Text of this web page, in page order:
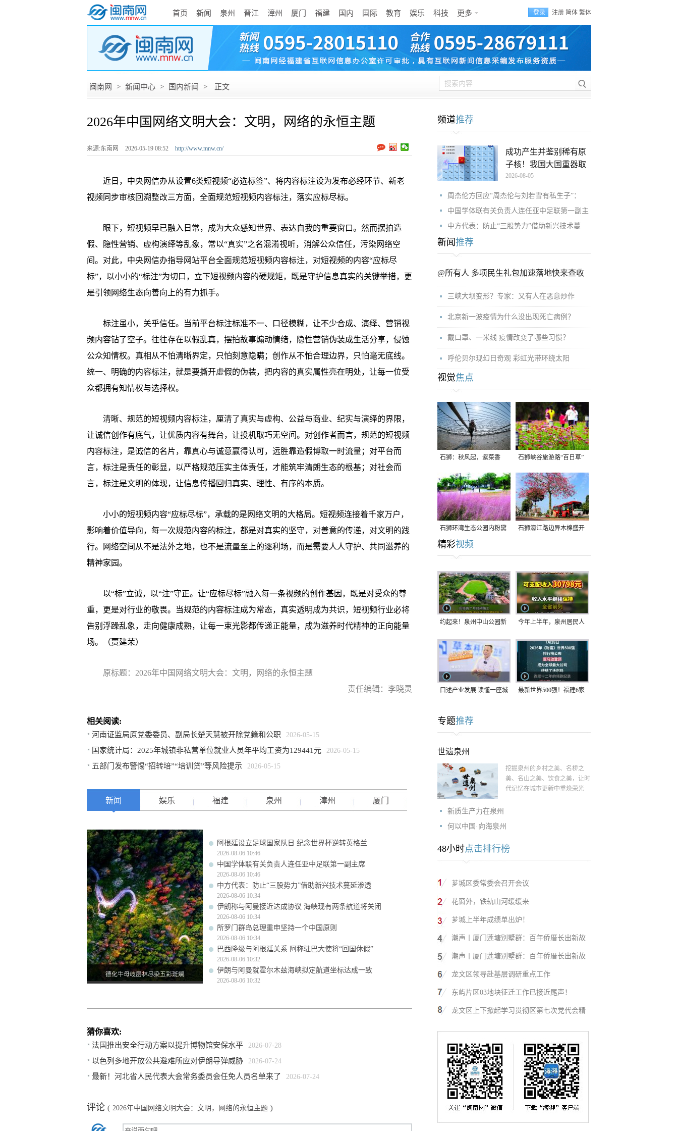
首页 新闻 泉州 晋江 漳州 厦门 福建 国内 国际 教育 娱乐 科技 更多 登录 注册 简体 繁体
闽南网 > 新闻中心 > 国内新闻 > 正文
2026年中国网络文明大会：文明，网络的永恒主题
来源:东南网 2026-05-19 08:52 http://www.mnw.cn/
近日，中央网信办从设置6类短视频“必选标签”、将内容标注设为发布必经环节、新老
视频同步审核回溯整改三方面，全面规范短视频内容标注，落实应标尽标。
眼下，短视频早已融入日常，成为大众感知世界、表达自我的重要窗口。然而摆拍造
假、隐性营销、虚构演绎等乱象，常以“真实”之名混淆视听，消解公众信任，污染网络空
间。对此，中央网信办指导网站平台全面规范短视频内容标注，对短视频的内容“应标尽
标”，以小小的“标注”为切口，立下短视频内容的硬规矩，既是守护信息真实的关键举措，更
是引领网络生态向善向上的有力抓手。
标注虽小，关乎信任。当前平台标注标准不一、口径模糊，让不少合成、演绎、营销视
频内容钻了空子。往往存在以假乱真，摆拍故事煽动情绪，隐性营销伪装成生活分享，侵蚀
公众知情权。真相从不怕清晰界定，只怕刻意隐瞒；创作从不怕合理边界，只怕毫无底线。
统一、明确的内容标注，就是要撕开虚假的伪装，把内容的真实属性亮在明处，让每一位受
众都拥有知情权与选择权。
清晰、规范的短视频内容标注，厘清了真实与虚构、公益与商业、纪实与演绎的界限，
让诚信创作有底气，让优质内容有舞台，让投机取巧无空间。对创作者而言，规范的短视频
内容标注，是诚信的名片，靠真心与诚意赢得认可，远胜靠造假博取一时流量；对平台而
言，标注是责任的彰显，以严格规范压实主体责任，才能筑牢清朗生态的根基；对社会而
言，标注是文明的体现，让信息传播回归真实、理性、有序的本质。
小小的短视频内容“应标尽标”，承载的是网络文明的大格局。短视频连接着千家万户，
影响着价值导向，每一次规范内容的标注，都是对真实的坚守，对善意的传递，对文明的践
行。网络空间从不是法外之地，也不是流量至上的逐利场，而是需要人人守护、共同滋养的
精神家园。
以“标”立诚，以“注”守正。让“应标尽标”融入每一条视频的创作基因，既是对受众的尊
重，更是对行业的敬畏。当规范的内容标注成为常态，真实透明成为共识，短视频行业必将
告别浮躁乱象，走向健康成熟，让每一束光影都传递正能量，成为滋养时代精神的正向能量
场。（贾建荣）
原标题：2026年中国网络文明大会：文明，网络的永恒主题
责任编辑：李晓灵
相关阅读:
河南证监局原党委委员、副局长楚天慧被开除党籍和公职 2026-05-15
国家统计局：2025年城镇非私营单位就业人员年平均工资为129441元 2026-05-15
五部门发布警惕“招转培”“培训贷”等风险提示 2026-05-15
新闻 娱乐 福建 泉州 漳州 厦门
德化牛母岐层林尽染五彩斑斓
阿根廷设立足球国家队日 纪念世界杯逆转英格兰
2026-08-06 10:46
中国学体联有关负责人连任亚中足联第一副主席
2026-08-06 10:46
中方代表：防止“三股势力”借助新兴技术蔓延渗透
2026-08-06 10:34
伊朗称与阿曼接近达成协议 海峡现有两条航道将关闭
2026-08-06 10:34
所罗门群岛总理重申坚持一个中国原则
2026-08-06 10:34
巴西降级与阿根廷关系 阿称驻巴大使将“回国休假”
2026-08-06 10:32
伊朗与阿曼就霍尔木兹海峡拟定航道坐标达成一致
2026-08-06 10:32
猜你喜欢:
法国推出安全行动方案以提升博物馆安保水平 2026-07-28
以色列多地开放公共避难所应对伊朗导弹威胁 2026-07-24
最新！河北省人民代表大会常务委员会任免人员名单来了 2026-07-24
评论 ( 2026年中国网络文明大会：文明，网络的永恒主题 )
频道推荐
成功产生并鉴别稀有原
子核！我国大国重器取
2026-08-05
周杰伦方回应“周杰伦与刘若雪有私生子”：
中国学体联有关负责人连任亚中足联第一副主
中方代表：防止“三股势力”借助新兴技术蔓
新闻 推荐
@所有人 多项民生礼包加速落地快来查收
三峡大坝变形？专家：又有人在恶意炒作
北京新一波疫情为什么没出现死亡病例？
戴口罩、一米线 疫情改变了哪些习惯？
呼伦贝尔现幻日奇观 彩虹光带环绕太阳
视觉焦点
石狮：秋风起，紫菜香 石狮峡谷旅游路“百日草”
争相斗艳
石狮环湾生态公园内粉黛
乱子草盛放
石狮濠江路边异木棉盛开
精彩视频
约起来！泉州中山公园新 今年上半年，泉州居民人
口述产业发展 读懂一座城
家，率先研发草本卫生巾
最新世界500强！福建6家
专题推荐
世遗泉州
挖掘泉州的乡村之美、名桥之
美、名山之美、饮食之美，让时
代记忆在城市更新中重焕荣光
新质生产力在泉州
何以中国·向海泉州
48小时点击排行榜
芗城区委常委会召开会议
花窗外，铁轨山河缓缓来
芗城上半年成绩单出炉！
潮声丨厦门莲塘别墅群：百年侨厝长出新故
潮声丨厦门莲塘别墅群：百年侨厝长出新故
龙文区领导赴基层调研重点工作
东屿片区03地块征迁工作已接近尾声！
龙文区上下掀起学习贯彻区第七次党代会精